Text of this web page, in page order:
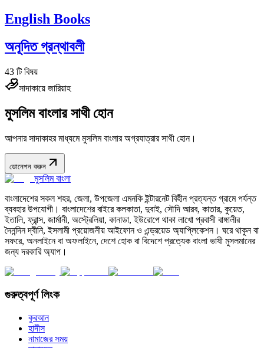
English Books
অনূদিত গ্রন্থাবলী
43 টি বিষয়
সাদাকায়ে জারিয়াহ
মুসলিম বাংলার সাথী হোন
আপনার সাদাকাহর মাধ্যমে মুসলিম বাংলার অগ্রযাত্রার সাথী হোন।
ডোনেশন করুন
মুসলিম বাংলা
বাংলাদেশের সকল শহর, জেলা, উপজেলা এমনকি ইন্টারনেট বিহীন প্রত্যন্ত গ্রামে পর্যন্ত
ব্যবহার উপযোগী। বাংলাদেশের বাইরে কলকাতা, দুবাই, সৌদি আরব, কাতার, কুয়েত,
ইতালি, ফ্রান্স, জার্মানী, অস্ট্রেলিয়া, কানাডা, ইউরোপে থাকা লাখো প্রবাসী বাঙ্গালীর
দৈনন্দিন দ্বীনি, ইসলামী প্রয়োজনীয় আইফোন ও এন্ড্রয়েড অ্যাপ্লিকেশন। ঘরে থাকুন বা
সফরে, অনলাইনে বা অফলাইনে, দেশে হোক বা বিদেশে প্রত্যেক বাংলা ভাষী মুসলমানের
জন্য দরকারি অ্যাপ।
গুরুত্বপূর্ণ লিংক
কুরআন
হাদীস
নামাজের সময়